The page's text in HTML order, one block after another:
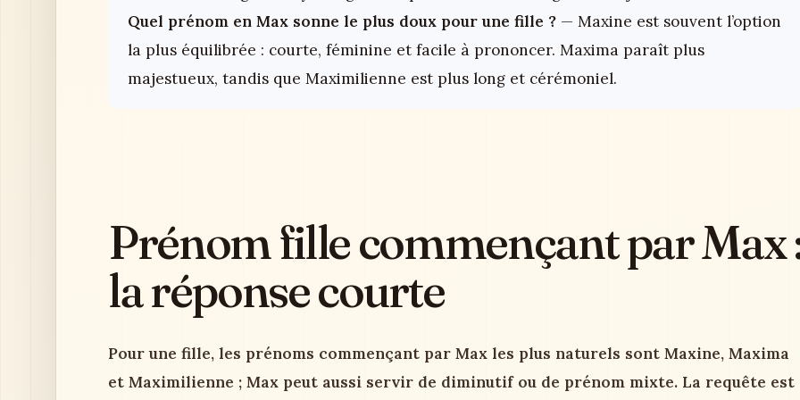
Quel prénom en Max sonne le plus doux pour une fille ? — Maxine est souvent l’option
la plus équilibrée : courte, féminine et facile à prononcer. Maxima paraît plus
majestueux, tandis que Maximilienne est plus long et cérémoniel.
Prénom fille commençant par Max
la réponse courte
Pour une fille, les prénoms commençant par Max les plus naturels sont Maxine, Maxima
et Maximilienne ; Max peut aussi servir de diminutif ou de prénom mixte. La requête est